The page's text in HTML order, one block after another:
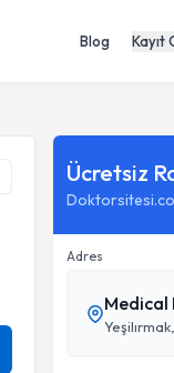
Blog Kayıt
Ücretsiz
Adres
Medical